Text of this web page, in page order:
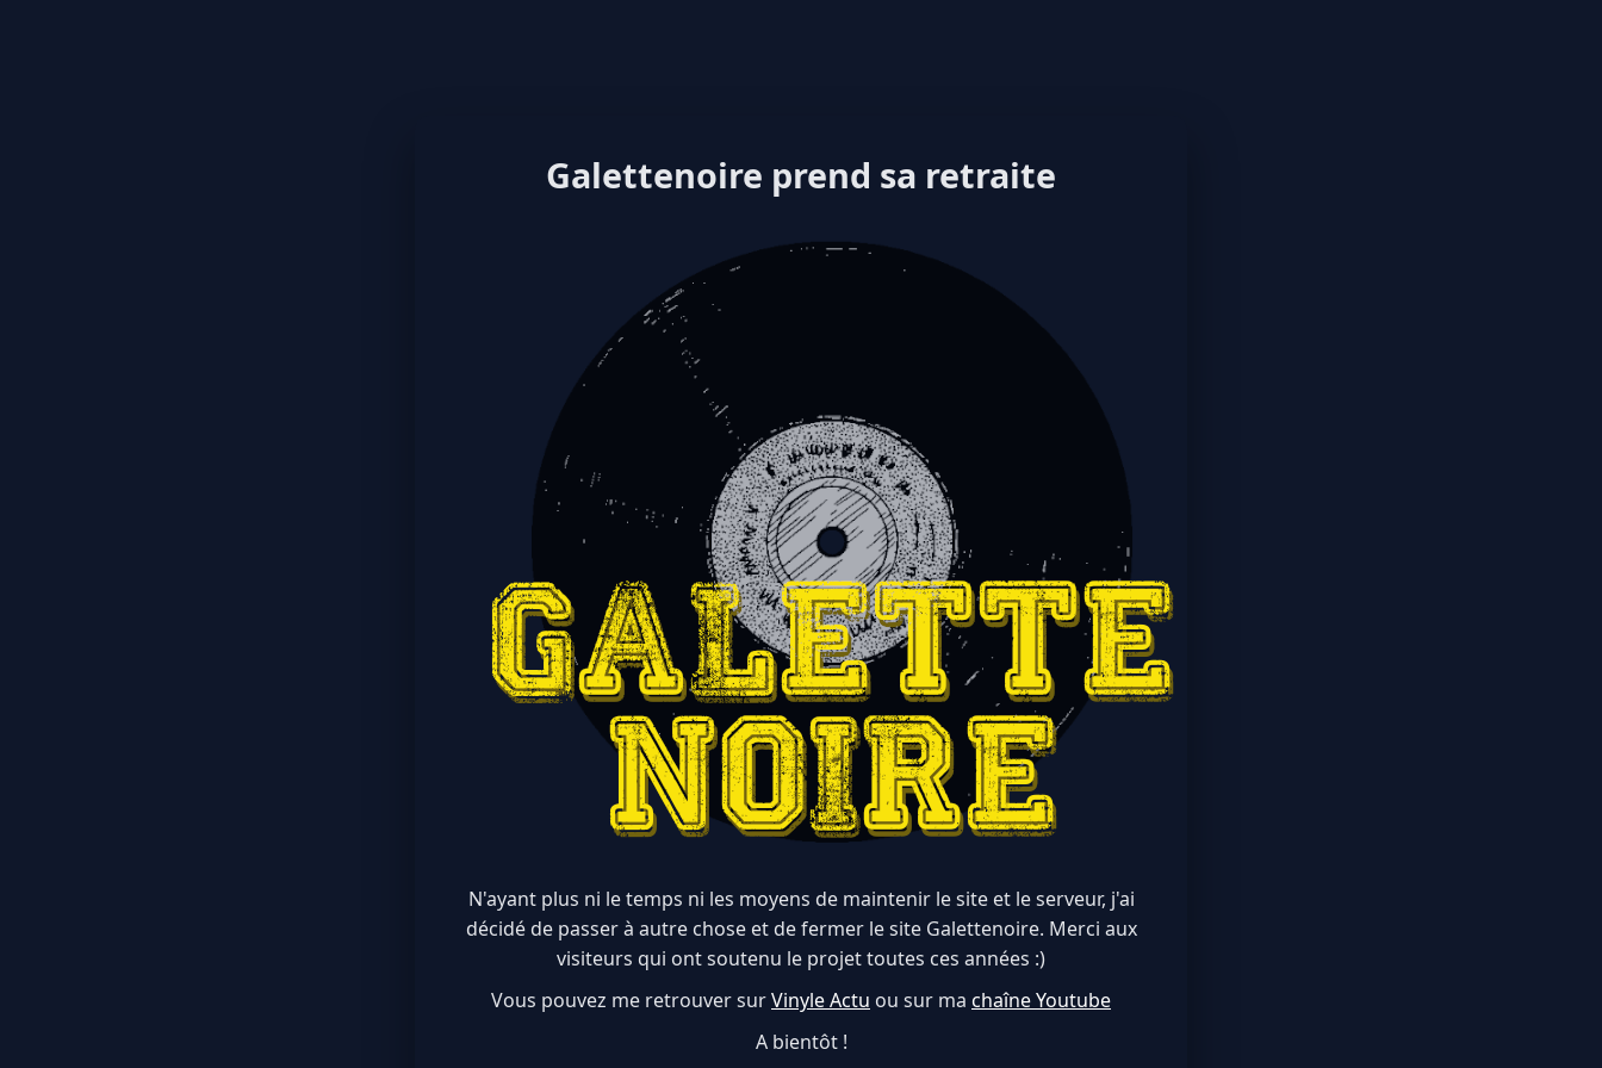
Galettenoire prend sa retraite
N'ayant plus ni le temps ni les moyens de maintenir le site et le serveur, j'ai
décidé de passer à autre chose et de fermer le site Galettenoire. Merci aux
visiteurs qui ont soutenu le projet toutes ces années :)
Vous pouvez me retrouver surVinyle Actu ou sur ma chaîne Youtube
A bientôt !